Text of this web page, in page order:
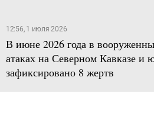
12:56, 1 июля 2026
В июне 2026 года в
атаках на Северном Кавказе и
зафиксировано 8 жертв